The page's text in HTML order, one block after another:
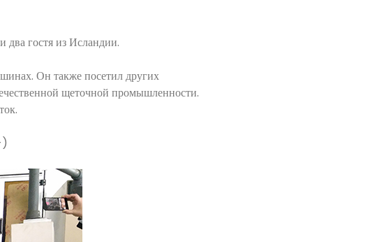
два гостя из Исландии.
Он также посетил других
щеточной промышленности.
)